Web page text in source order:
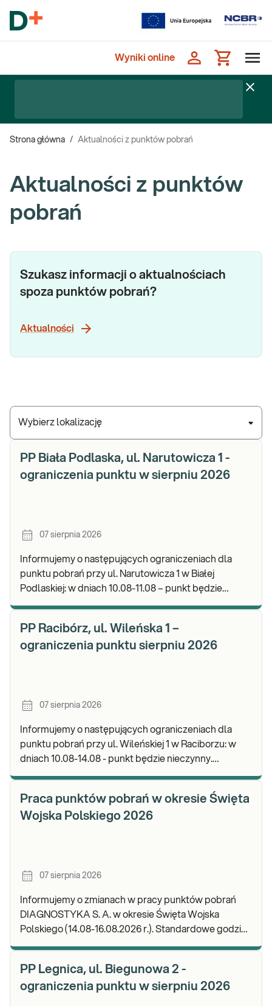
Wyniki online
Strona główna / Aktualności z punktów pobrań
Aktualności z punktów
pobrań
Wybierz lokalizację
Szukasz informacji o aktualnościach
spoza punktów pobrań?
Aktualności
PP Biała Podlaska, ul. Narutowicza 1 -
ograniczenia punktu w sierpniu 2026
07 sierpnia 2026
Informujemy o następujących ograniczeniach dla
punktu pobrań przy ul. Narutowicza 1 w Białej
Podlaskiej: w dniach 10.08-11.08 – punkt będzie
PP Racibórz, ul. Wileńska 1 –
ograniczenia punktu sierpniu 2026
07 sierpnia 2026
Informujemy o następujących ograniczeniach dla
punktu pobrań przy ul. Wileńskiej 1 w Raciborzu: w
dniach 10.08-14.08 - punkt będzie nieczynny.
Praca punktów pobrań w okresie Święta
Wojska Polskiego 2026
07 sierpnia 2026
Informujemy o zmianach w pracy punktów pobrań
DIAGNOSTYKA S. A. w okresie Święta Wojska
Polskiego (14.08-16.08.2026 r.). Standardowe godziny
PP Legnica, ul. Biegunowa 2 -
ograniczenia punktu w sierpniu 2026